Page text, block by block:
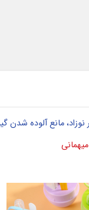
مانع آلوده شدن